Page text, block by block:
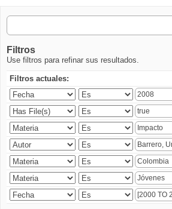
Filtros
Use filtros para refinar sus resultados.
Filtros actuales: